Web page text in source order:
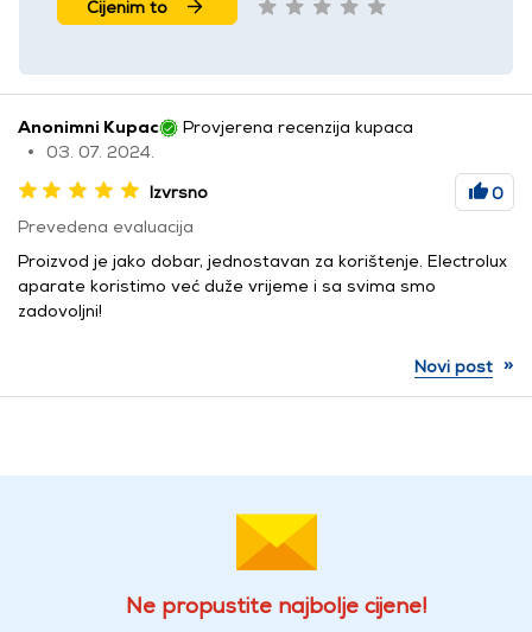
Cijenim to
Anonimni Kupac
Provjerena recenzija kupaca
03. 07. 2024.
Izvrsno
0
Prevedena evaluacija
Proizvod je jako dobar, jednostavan za korištenje. Electrolux
aparate koristimo već duže vrijeme i sa svima smo
zadovoljni!
Novi post »
Ne propustite najbolje cijene!